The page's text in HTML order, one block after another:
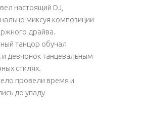
настоящий DJ,
миксуя композиции
драйва.
танцор обучал
девчонок танцевальным
стилях.
провели время и
до упаду